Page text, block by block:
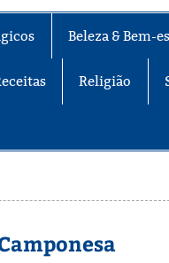
Beleza & Bem-
Religião